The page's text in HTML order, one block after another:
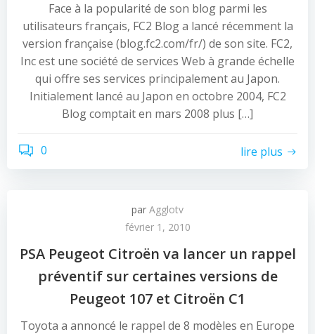
Face à la popularité de son blog parmi les
utilisateurs français, FC2 Blog a lancé récemment la
version française (blog.fc2.com/fr/) de son site. FC2,
Inc est une société de services Web à grande échelle
qui offre ses services principalement au Japon.
Initialement lancé au Japon en octobre 2004, FC2
Blog comptait en mars 2008 plus […]
0 lire plus
par Agglotv
février 1, 2010
PSA Peugeot Citroën va lancer un rappel
préventif sur certaines versions de
Peugeot 107 et Citroën C1
Toyota a annoncé le rappel de 8 modèles en Europe